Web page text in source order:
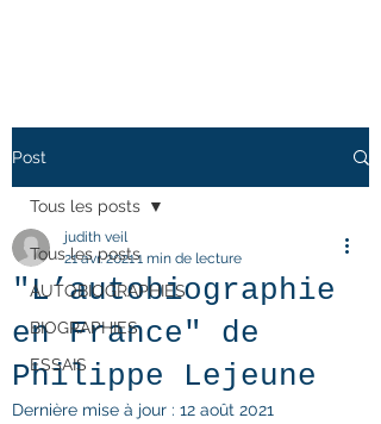
Post
Tous les posts
AUTOBIOGRAPHIES
BIOGRAPHIES
ESSAIS
Tous les posts
"L’autobiographie
en France" de
Philippe Lejeune
judith veil
21 avr. 20211 min de lecture
Dernière mise à jour : 12 août 2021